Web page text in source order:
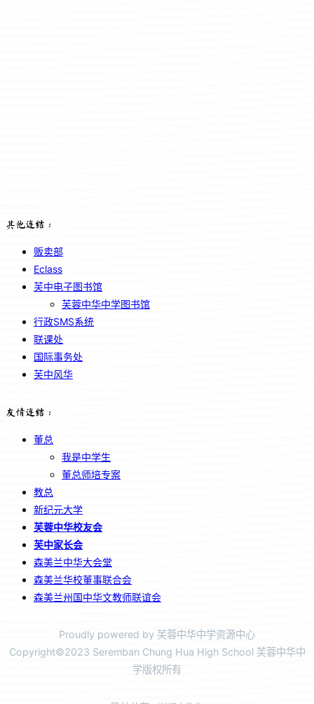
其他连结：
贩卖部
Eclass
芙中电子图书馆
芙蓉中华中学图书馆
行政SMS系统
联课处
国际事务处
芙中风华
友情连结：
董总
我是中学生
董总师培专案
教总
新纪元大学
芙蓉中华校友会
芙中家长会
森美兰中华大会堂
森美兰华校董事联合会
森美兰州国中华文教师联谊会
Proudly powered by 芙蓉中华中学资源中心
Copyright©2023 Seremban Chung Hua High School 芙蓉中华中
学版权所有